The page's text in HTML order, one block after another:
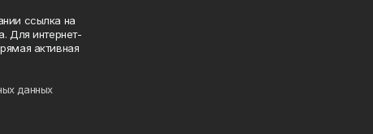
ссылка на
Для интернет-
активная
данных